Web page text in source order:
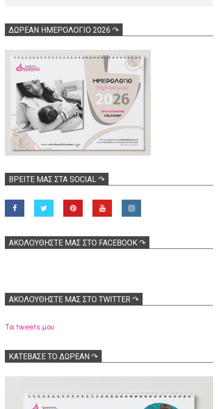
ΔΩΡΕΑΝ ΗΜΕΡΟΛΟΓΙΟ 2026 ↷
ΒΡΕΊΤΕ ΜΑΣ ΣΤΑ SOCIAL ↷
ΑΚΟΛOΥΘΉΣΤΕ ΜΑΣ ΣΤΟ FACEBOOK ↷
ΑΚΟΛΟΥΘΉΣΤΕ ΜΑΣ ΣΤΟ TWITTER ↷
Τα tweets μου
ΚΑΤΕΒΑΣΕ ΤΟ ΔΩΡΕΑΝ ↷